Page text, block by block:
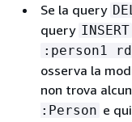
Se la query
query INSERT
:person1
osserva la
non trova
:Person e